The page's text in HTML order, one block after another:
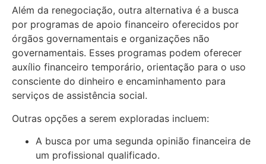
Além da renegociação, outra alternativa é a busca
por programas de apoio financeiro oferecidos por
órgãos governamentais e organizações não
governamentais. Esses programas podem oferecer
auxílio financeiro temporário, orientação para o uso
consciente do dinheiro e encaminhamento para
serviços de assistência social.
Outras opções a serem exploradas incluem:
A busca por uma segunda opinião financeira de
um profissional qualificado.